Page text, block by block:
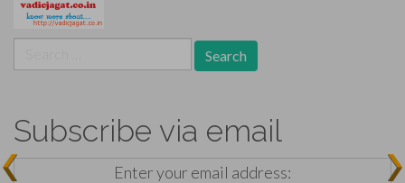
for:
Subscribe via email
Enter your email address: